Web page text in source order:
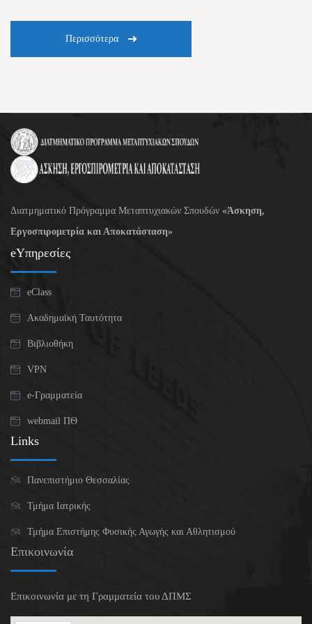
Περισσότερα
Διατμηματικό Πρόγραμμα Μεταπτυχιακών Σπουδών «Άσκηση,
Εργοσπιρομετρία και Αποκατάσταση»
eΥπηρεσίες
eClass
Ακαδημαϊκή Ταυτότητα
Βιβλιοθήκη
VPN
e-Γραμματεία
webmail ΠΘ
Links
Πανεπιστήμιο Θεσσαλίας
Τμήμα Ιατρικής
Τμήμα Επιστήμης Φυσικής Αγωγής και Αθλητισμού
Επικοινωνία
Επικοινωνία με τη Γραμματεία του ΔΠΜΣ